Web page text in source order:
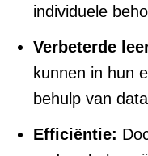
individuele
Verbeterde
kunnen in hun
behulp van
Efficiëntie: